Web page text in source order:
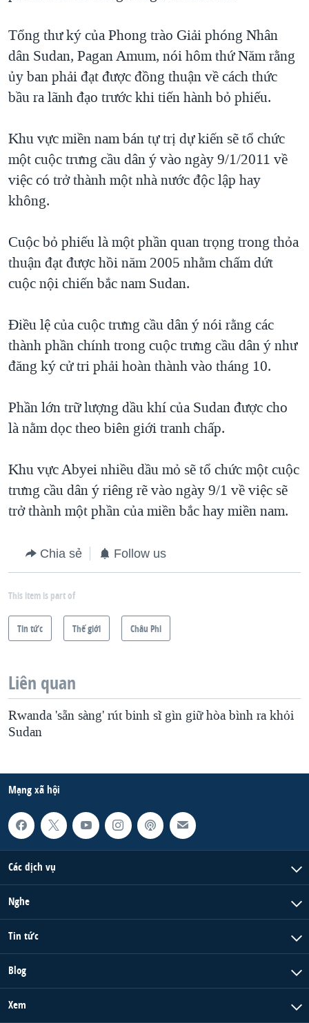
TRỊNH VĨNH BÌNH VS. CHÍNH PHỦ VIỆT NAM
NGƯ DÂN VIỆT VÀ LÀN SÓNG TRỘM HẢI SÂM
BÊN KIA QUỐC LỘ: TIẾNG VỌNG TỪ NÔNG THÔN MỸ
Tổng thư ký của Phong trào Giải phóng Nhân
dân Sudan, Pagan Amum, nói hôm thứ Năm rằng
ủy ban phải đạt được đồng thuận về cách thức
bầu ra lãnh đạo trước khi tiến hành bỏ phiếu.
Khu vực miền nam bán tự trị dự kiến sẽ tổ chức
một cuộc trưng cầu dân ý vào ngày 9/1/2011 về
việc có trở thành một nhà nước độc lập hay
không.
Cuộc bỏ phiếu là một phần quan trọng trong thỏa
thuận đạt được hồi năm 2005 nhằm chấm dứt
cuộc nội chiến bắc nam Sudan.
Điều lệ của cuộc trưng cầu dân ý nói rằng các
thành phần chính trong cuộc trưng cầu dân ý như
đăng ký cử tri phải hoàn thành vào tháng 10.
Phần lớn trữ lượng dầu khí của Sudan được cho
là nằm dọc theo biên giới tranh chấp.
Khu vực Abyei nhiều dầu mỏ sẽ tổ chức một cuộc
trưng cầu dân ý riêng rẽ vào ngày 9/1 về việc sẽ
trở thành một phần của miền bắc hay miền nam.
Chia sẻ Follow us
This item is part of
Tin tức Thế giới Châu Phi
Liên quan
Rwanda 'sẵn sàng' rút binh sĩ gìn giữ hòa bình ra khỏi
Sudan
Mạng xã hội
Các dịch vụ
Nghe
Tin tức
Blog
Xem